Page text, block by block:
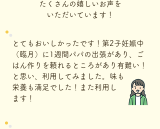
たくさんの嬉しいお声を
いただいています！
とてもおいしかったです！第2​子妊娠中
（臨月）に1週間パパの出張があり、ご
はん作りを頼れるところがあり有難い！
と思い、利用してみました。味も
栄養も満足でした！また利用し
ます！